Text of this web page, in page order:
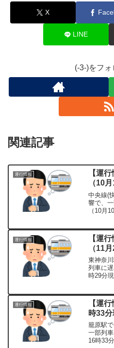
X
LINE
(-3-)をフォ
関連記事
運行情報
【運
（10
中央線(
響で、
（10月
運行情報
【運
（11
東神奈
列車に
時29分現
運行情報
【運
時33分
籠原駅
一部列
16時33